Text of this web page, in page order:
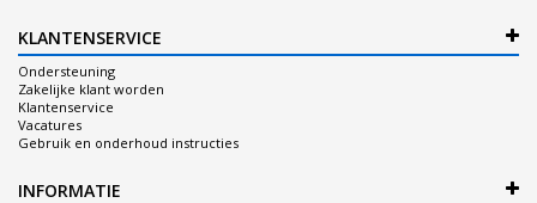
KLANTENSERVICE
Ondersteuning
Zakelijke klant worden
Klantenservice
Vacatures
Gebruik en onderhoud instructies
INFORMATIE